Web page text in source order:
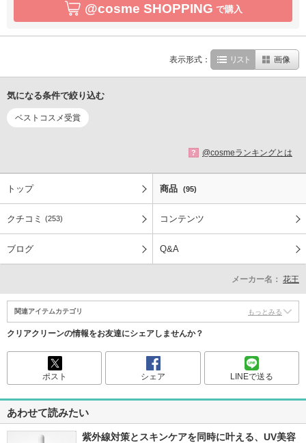
@cosme SHOPPING で購入
表示形式： リスト 画像
気になる条件で絞り込む
ベストコスメ受賞
? @cosmeランキングとは
トップ 商品 (95)
クチコミ (253) コンテンツ
ブログ Q&A
メーカー名： 花王
関連アイテムカテゴリ もっとみる
クリアクリーンの情報をお友達にシェアしませんか？
ポスト シェア LINEで送る
あわせて読みたい
紫外線対策とスキンケアを同時に叶える、UV美容